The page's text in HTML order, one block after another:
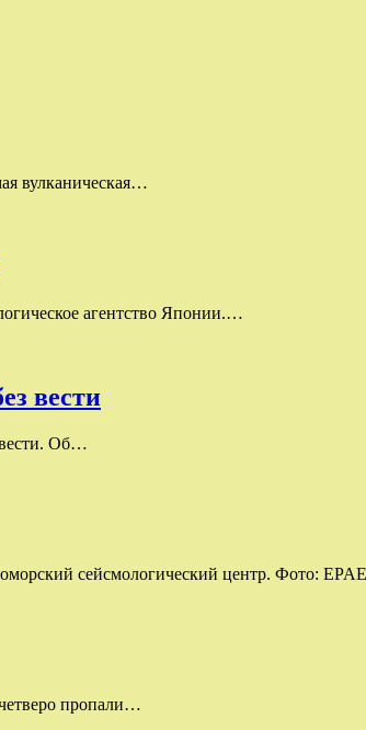
вулканическая…
агентство Японии.…
вести
вести. Об…
сейсмологический центр. Фото:
пропали…